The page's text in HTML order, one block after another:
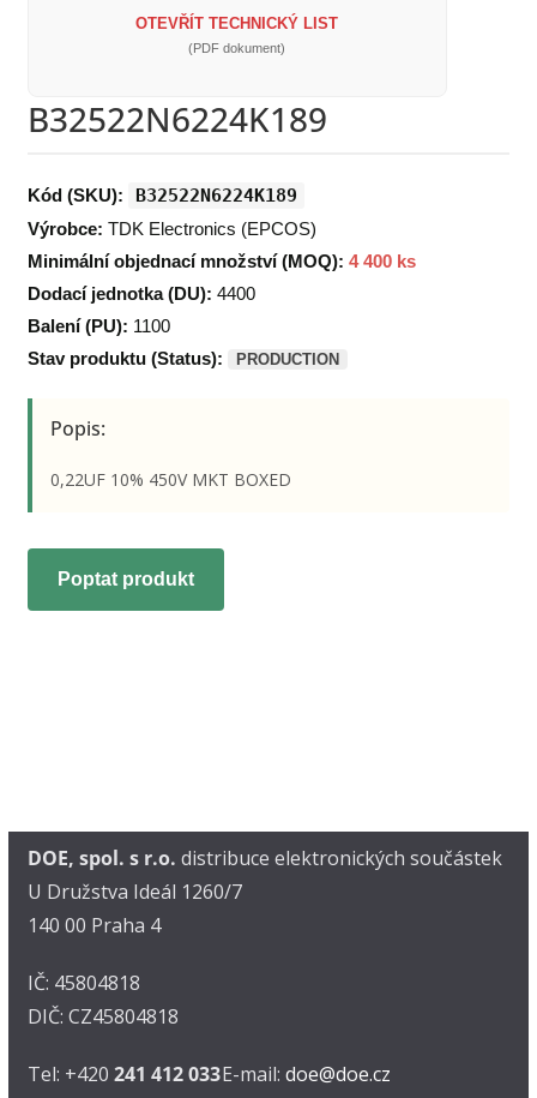
OTEVŘÍT TECHNICKÝ LIST
(PDF dokument)
B32522N6224K189
Kód (SKU): B32522N6224K189
Výrobce: TDK Electronics (EPCOS)
Minimální objednací množství (MOQ): 4 400 ks
Dodací jednotka (DU): 4400
Balení (PU): 1100
Stav produktu (Status):
PRODUCTION
Popis:
0,22UF 10% 450V MKT BOXED
Poptat produkt
DOE, spol. s r.o. distribuce elektronických součástek
U Družstva Ideál 1260/7
140 00 Praha 4
IČ: 45804818
DIČ: CZ45804818
Tel: +420 241 412 033E-mail: doe@doe.cz